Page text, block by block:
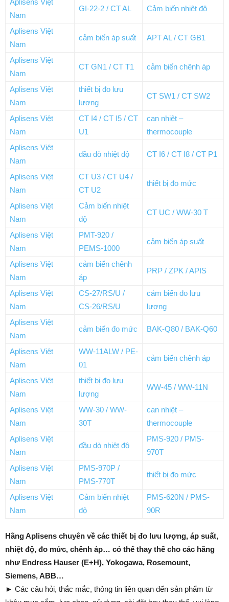
Aplisens Việt
Nam
GI-22-2 / CT AL Cảm biến nhiệt độ
Aplisens Việt
Nam
cảm biến áp suất APT AL / CT GB1
Aplisens Việt
Nam
CT GN1 / CT T1 cảm biến chênh áp
Aplisens Việt
Nam
thiết bị đo lưu
lượng
CT SW1 / CT SW2
Aplisens Việt
Nam
CT I4 / CT I5 / CT
U1
can nhiệt –
thermocouple
Aplisens Việt
Nam
đầu dò nhiệt độ CT I6 / CT I8 / CT P1
Aplisens Việt
Nam
CT U3 / CT U4 /
CT U2
thiết bị đo mức
Aplisens Việt
Nam
Cảm biến nhiệt
độ
CT UC / WW-30 T
Aplisens Việt
Nam
PMT-920 /
PEMS-1000
cảm biến áp suất
Aplisens Việt
Nam
cảm biến chênh
áp
PRP / ZPK / APIS
Aplisens Việt
Nam
CS-27/RS/U /
CS-26/RS/U
cảm biến đo lưu
lượng
Aplisens Việt
Nam
cảm biến đo mức BAK-Q80 / BAK-Q60
Aplisens Việt
Nam
WW-11ALW / PE-
01
cảm biến chênh áp
Aplisens Việt
Nam
thiết bị đo lưu
lượng
WW-45 / WW-11N
Aplisens Việt
Nam
WW-30 / WW-
30T
can nhiệt –
thermocouple
Aplisens Việt
Nam
đầu dò nhiệt độ
PMS-920 / PMS-
970T
Aplisens Việt
Nam
PMS-970P /
PMS-770T
thiết bị đo mức
Aplisens Việt
Nam
Cảm biến nhiệt
độ
PMS-620N / PMS-
90R
Hãng Aplisens chuyên về các thiết bị đo lưu lượng, áp suất,
nhiệt độ, đo mức, chênh áp… có thể thay thế cho các hãng
như Endress Hauser (E+H), Yokogawa, Rosemount,
Siemens, ABB…
► Các câu hỏi, thắc mắc, thông tin liên quan đến sản phẩm từ